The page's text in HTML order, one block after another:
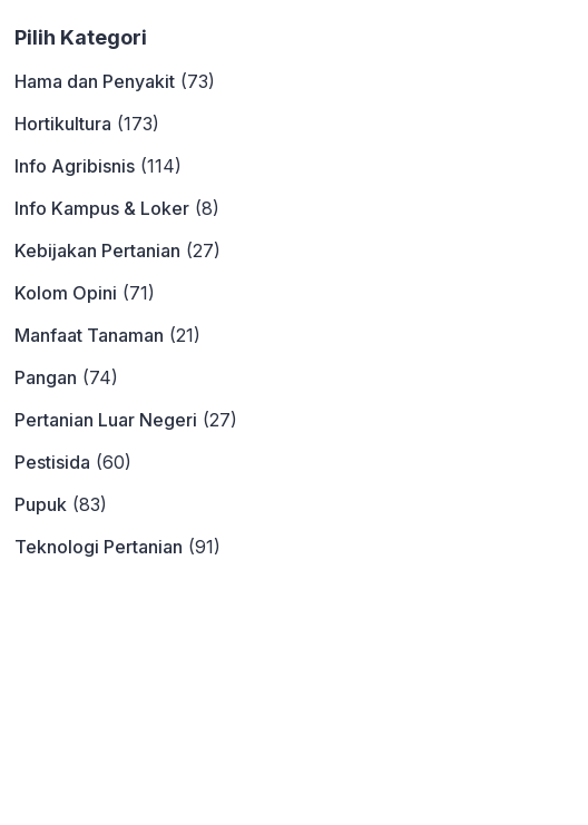
Pilih Kategori
Hama dan Penyakit(73)
Hortikultura (173)
Info Agribisnis(114)
Info Kampus & Loker(8)
Kebijakan Pertanian (27)
Kolom Opini (71)
Manfaat Tanaman (21)
Pangan (74)
Pertanian Luar Negeri (27)
Pestisida (60)
Pupuk(83)
Teknologi Pertanian (91)